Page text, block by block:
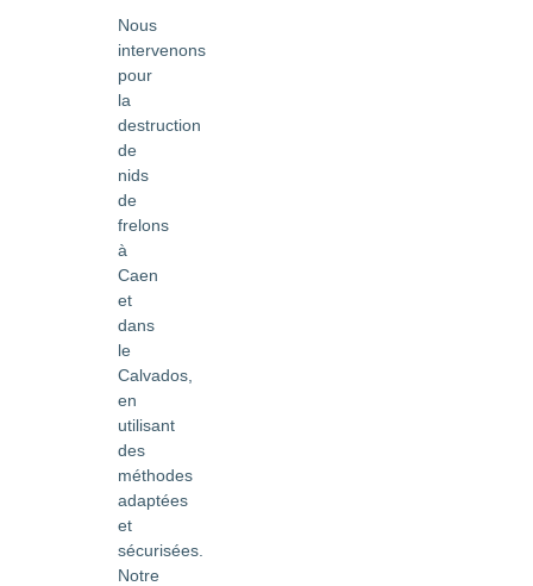
Nous
intervenons
pour
la
destruction
de
nids
de
frelons
à
Caen
et
dans
le
Calvados,
en
utilisant
des
méthodes
adaptées
et
sécurisées.
Notre